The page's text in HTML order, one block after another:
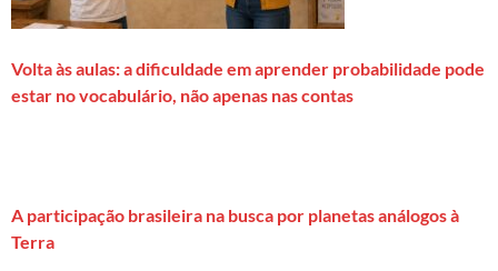
Volta às aulas: a dificuldade em aprender probabilidade pode
estar no vocabulário, não apenas nas contas
A participação brasileira na busca por planetas análogos à
Terra